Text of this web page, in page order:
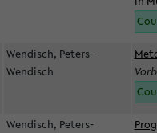
Wendisch, Peters-
Wendisch
Wendisch, Peters-